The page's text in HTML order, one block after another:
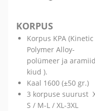
KORPUS
Korpus KPA (Kinetic
Polymer Alloy-
polümeer ja aramiid
kiud ).
Kaal 1600 (±50 gr.)
3 korpuse suurust
S / M-L / XL-3XL